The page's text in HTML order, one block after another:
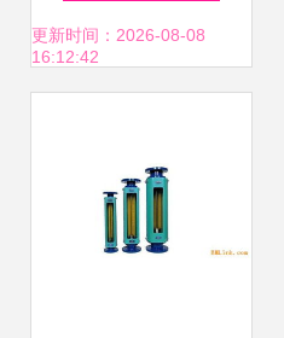
璃，专注3mm电器
器销售
更新时间：2026-08-08
16:12:42